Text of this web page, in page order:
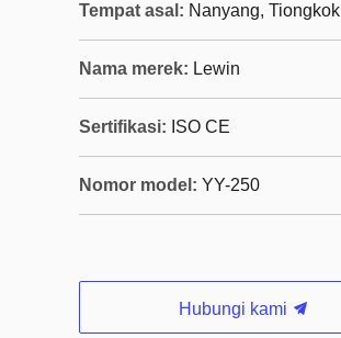
Tempat asal: Nanyang, Tiongkok
Nama merek: Lewin
Sertifikasi: ISO CE
Nomor model: YY-250
Hubungi kami